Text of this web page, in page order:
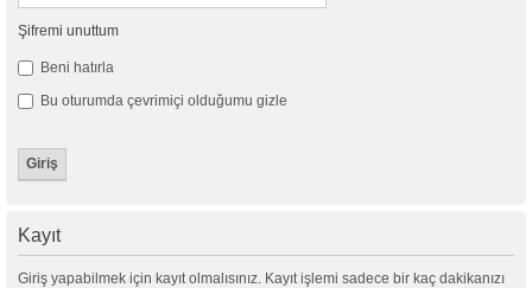
Şifremi unuttum
Beni hatırla
Bu oturumda çevrimiçi olduğumu gizle
Kayıt
Giriş yapabilmek için kayıt olmalısınız. Kayıt işlemi sadece bir kaç dakikanızı